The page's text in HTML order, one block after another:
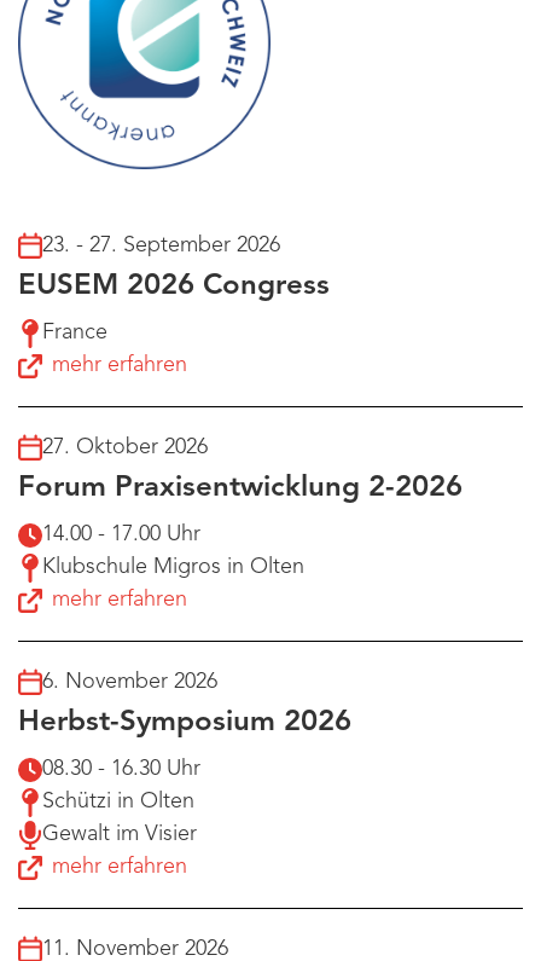
23. - 27. September 2026
EUSEM 2026 Congress
France
mehr erfahren
27. Oktober 2026
Forum Praxisentwicklung 2-2026
14.00 - 17.00 Uhr
Klubschule Migros in Olten
mehr erfahren
6. November 2026
Herbst-Symposium 2026
08.30 - 16.30 Uhr
Schützi in Olten
Gewalt im Visier
mehr erfahren
11. November 2026